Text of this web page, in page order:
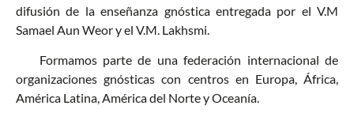
difusión de la enseñanza gnóstica entregada por el V.M
Samael Aun Weor y el V.M. Lakhsmi.
Formamos parte de una federación internacional de
organizaciones gnósticas con centros en Europa, África,
América Latina, América del Norte y Oceanía.